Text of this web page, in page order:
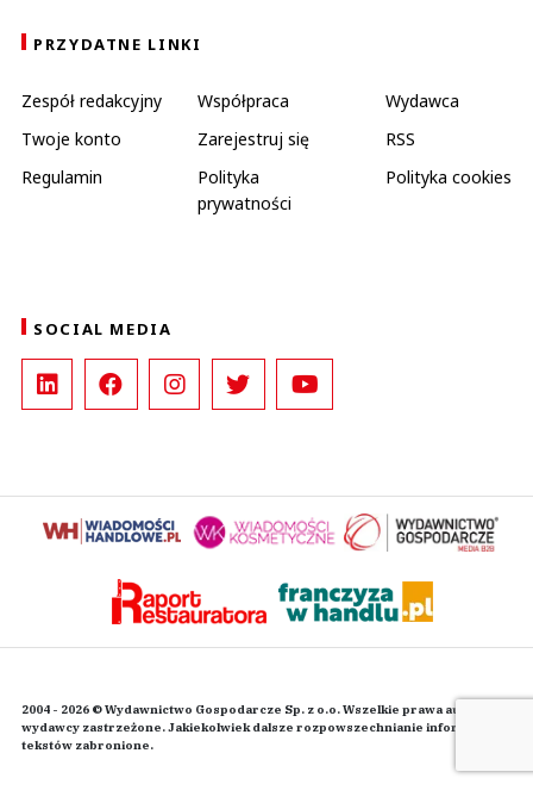
PRZYDATNE LINKI
Zespół redakcyjny Współpraca
Wydawca
Twoje konto
Zarejestruj się
RSS
Regulamin
Polityka
prywatności
Polityka cookies
SOCIAL MEDIA
2004 - 2026 © Wydawnictwo Gospodarcze Sp. z o.o. Wszelkie prawa autorskie
wydawcy zastrzeżone. Jakiekolwiek dalsze rozpowszechnianie informacji i
tekstów zabronione.